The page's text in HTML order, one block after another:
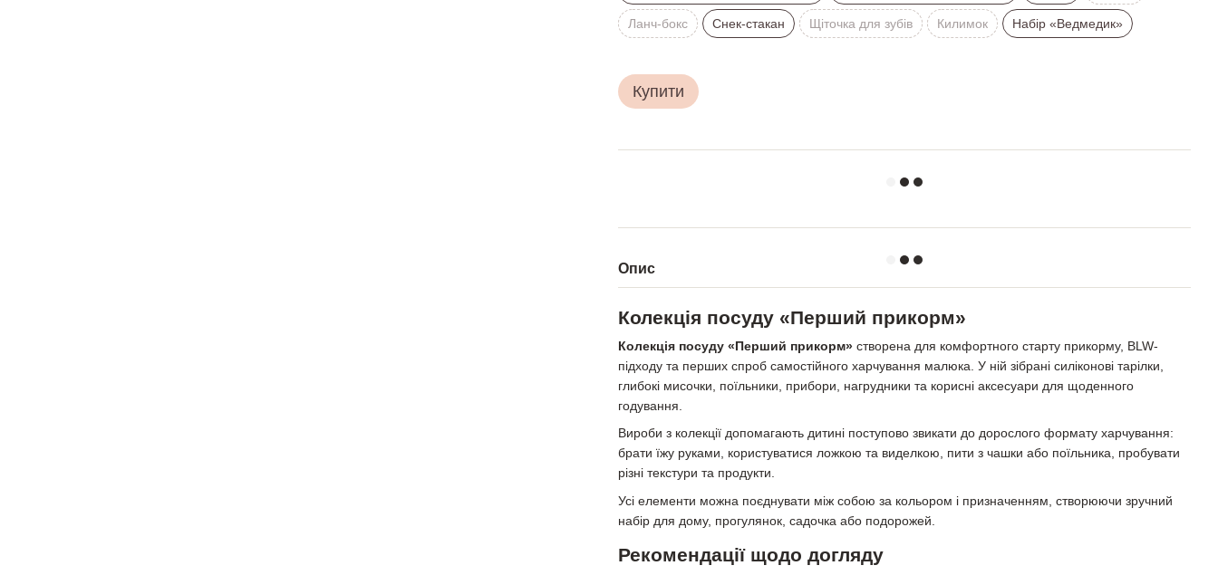
Ланч-бокс Снек-стакан Щіточка для зубів Килимок Набір «Ведмедик»
Купити
Опис
Колекція посуду «Перший прикорм»
Колекція посуду «Перший прикорм» створена для комфортного старту прикорму, BLW-
підходу та перших спроб самостійного харчування малюка. У ній зібрані силіконові тарілки,
глибокі мисочки, поїльники, прибори, нагрудники та корисні аксесуари для щоденного
годування.
Вироби з колекції допомагають дитині поступово звикати до дорослого формату харчування:
брати їжу руками, користуватися ложкою та виделкою, пити з чашки або поїльника, пробувати
різні текстури та продукти.
Усі елементи можна поєднувати між собою за кольором і призначенням, створюючи зручний
набір для дому, прогулянок, садочка або подорожей.
Рекомендації щодо догляду